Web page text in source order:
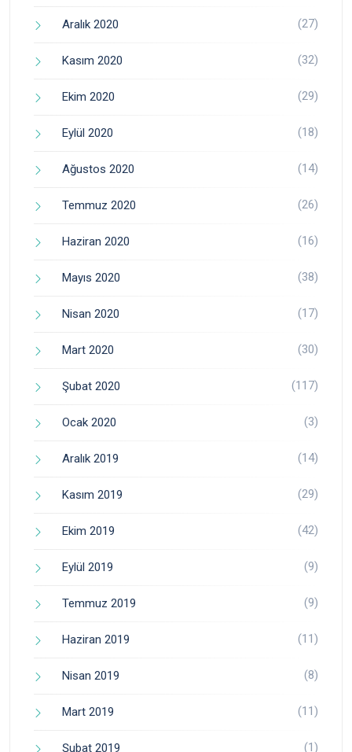
Aralık 2020 (27)
Kasım 2020 (32)
Ekim 2020 (29)
Eylül 2020 (18)
Ağustos 2020 (14)
Temmuz 2020 (26)
Haziran 2020 (16)
Mayıs 2020 (38)
Nisan 2020 (17)
Mart 2020 (30)
Şubat 2020 (117)
Ocak 2020 (3)
Aralık 2019 (14)
Kasım 2019 (29)
Ekim 2019 (42)
Eylül 2019 (9)
Temmuz 2019 (9)
Haziran 2019 (11)
Nisan 2019 (8)
Mart 2019 (11)
Şubat 2019 (1)